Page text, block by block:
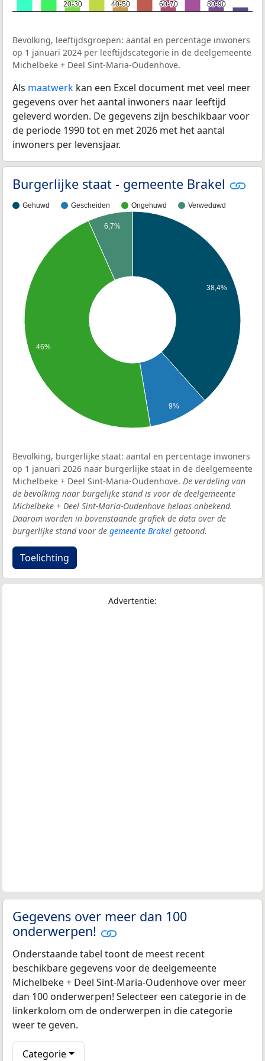
20-30
20-30
40-50
40-50
60-70
60-70
80-90
80-90
Bevolking, leeftijdsgroepen: aantal en percentage inwoners
op 1 januari 2024 per leeftijdscategorie in de deelgemeente
Michelbeke + Deel Sint-Maria-Oudenhove.
Als maatwerk kan een Excel document met veel meer
gegevens over het aantal inwoners naar leeftijd
geleverd worden. De gegevens zijn beschikbaar voor
de periode 1990 tot en met 2026 met het aantal
inwoners per levensjaar.
Burgerlijke staat - gemeente Brakel
Gehuwd Gescheiden Ongehuwd Verweduwd
38,4%
9%
6,7%
46%
Bevolking, burgerlijke staat: aantal en percentage inwoners
op 1 januari 2026 naar burgerlijke staat in de deelgemeente
Michelbeke + Deel Sint-Maria-Oudenhove. De verdeling van
de bevolking naar burgelijke stand is voor de deelgemeente
Michelbeke + Deel Sint-Maria-Oudenhove helaas onbekend.
Daarom worden in bovenstaande grafiek de data over de
burgerlijke stand voor de gemeente Brakel getoond.
Toelichting
Advertentie:
Gegevens over meer dan 100
onderwerpen!
Onderstaande tabel toont de meest recent
beschikbare gegevens voor de deelgemeente
Michelbeke + Deel Sint-Maria-Oudenhove over meer
dan 100 onderwerpen! Selecteer een categorie in de
linkerkolom om de onderwerpen in die categorie
weer te geven.
Categorie